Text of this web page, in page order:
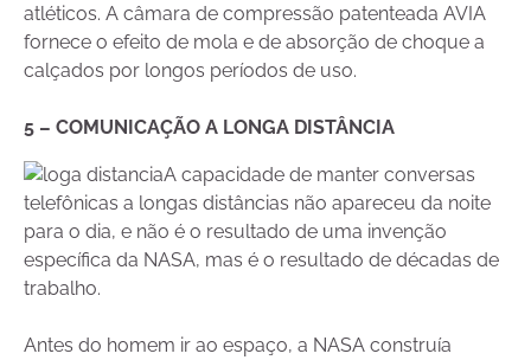
atléticos. A câmara de compressão patenteada AVIA
fornece o efeito de mola e de absorção de choque a
calçados por longos períodos de uso.
5 – COMUNICAÇÃO A LONGA DISTÂNCIA
A capacidade de manter conversas
telefônicas a longas distâncias não apareceu da noite
para o dia, e não é o resultado de uma invenção
específica da NASA, mas é o resultado de décadas de
trabalho.
Antes do homem ir ao espaço, a NASA construía